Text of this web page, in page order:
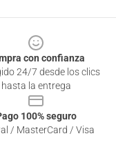
con confianza
24/7 desde los clics
hasta la entrega
100% seguro
/ MasterCard / Visa